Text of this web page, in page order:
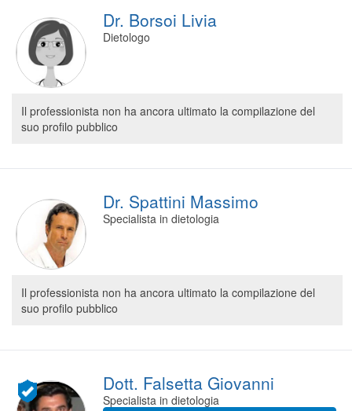
Dr. Borsoi Livia
Dietologo
Il professionista non ha ancora ultimato la compilazione del
suo profilo pubblico
Dr. Spattini Massimo
Specialista in dietologia
Il professionista non ha ancora ultimato la compilazione del
suo profilo pubblico
Dott. Falsetta Giovanni
Specialista in dietologia